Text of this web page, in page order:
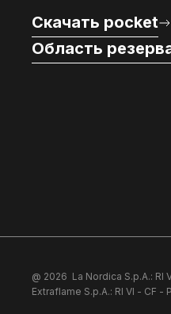
Скачать pocket
Область
@ 2026 La Nordica S.p.A.: RI
Extraflame S.p.A.: RI VI - CF